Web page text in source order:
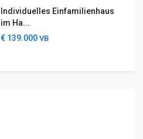
Individuelles Einfamilienhaus
im Ha...
€ 139.000VB